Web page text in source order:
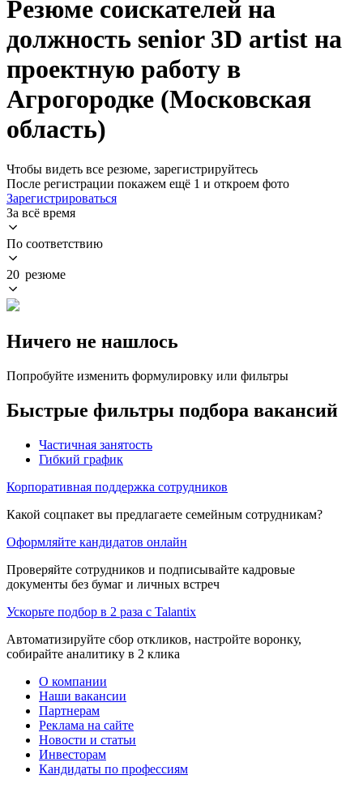
Резюме соискателей на
должность senior 3D artist на
проектную работу в
Агрогородке (Московская
область)
Чтобы видеть все резюме, зарегистрируйтесь
После регистрации покажем ещё 1 и откроем фото
Зарегистрироваться
За всё время
По соответствию
20 резюме
Ничего не нашлось
Попробуйте изменить формулировку или фильтры
Быстрые фильтры подбора вакансий
Частичная занятость
Гибкий график
Корпоративная поддержка сотрудников
Какой соцпакет вы предлагаете семейным сотрудникам?
Оформляйте кандидатов онлайн
Проверяйте сотрудников и подписывайте кадровые
документы без бумаг и личных встреч
Ускорьте подбор в 2 раза с Talantix
Автоматизируйте сбор откликов, настройте воронку,
собирайте аналитику в 2 клика
О компании
Наши вакансии
Партнерам
Реклама на сайте
Новости и статьи
Инвесторам
Кандидаты по профессиям